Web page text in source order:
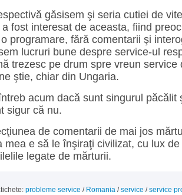
găsisem şi seria cutiei de
fost interesat de aceasta, fiind
programare, fără comentarii şi
lucruri bune despre service-ul
trezesc pe drum spre vreun service
ştie, chiar din Ungaria.
acum dacă sunt singurul păcălit
sigur că nu.
de comentarii de mai jos
mea e să le înşiraţi civilizat, cu lux
legate de mărturii.
probleme service / Romania /service /service